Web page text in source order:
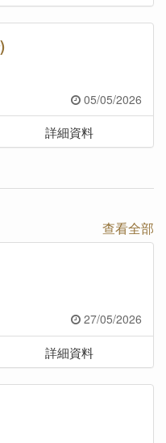
05/05/2026
詳細資料
查看全部
27/05/2026
詳細資料